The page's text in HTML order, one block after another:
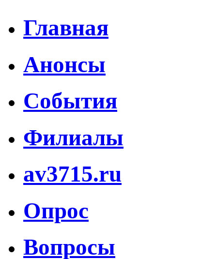
Главная
Анонсы
События
Филиалы
av3715.ru
Опрос
Вопросы